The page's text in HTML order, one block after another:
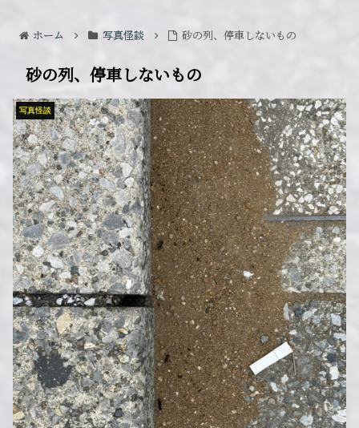
ホーム 写真怪談 砂の列、停車しないもの
砂の列、停車しないもの
写真怪談